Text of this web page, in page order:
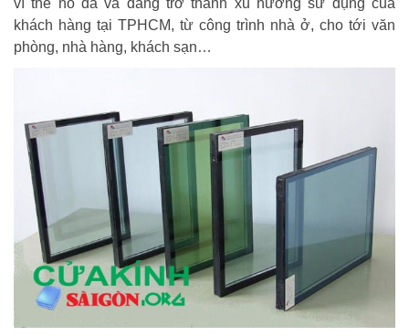
vì thế nó đã và đang trở thành xu hướng sử dụng của
khách hàng tại TPHCM, từ công trình nhà ở, cho tới văn
phòng, nhà hàng, khách sạn…